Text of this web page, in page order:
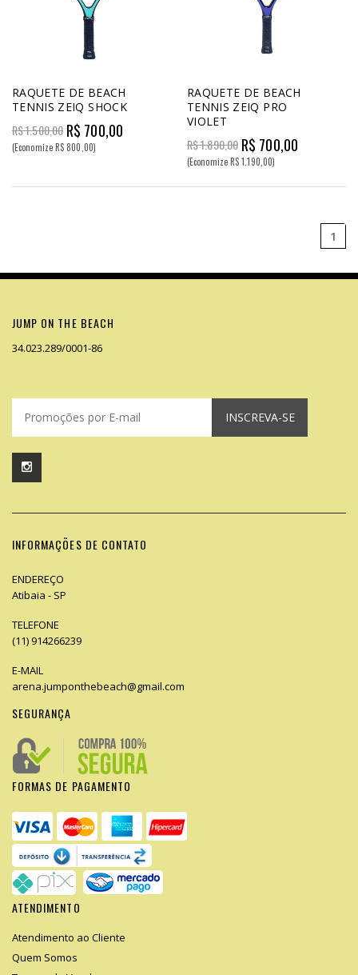
RAQUETE DE BEACH
TENNIS ZEIQ SHOCK
R$ 1.500,00 R$ 700,00
(Economize R$ 800,00)
RAQUETE DE BEACH
TENNIS ZEIQ PRO
VIOLET
R$ 1.890,00 R$ 700,00
(Economize R$ 1.190,00)
1
JUMP ON THE BEACH
34.023.289/0001-86
INSCREVA-SE
INFORMAÇÕES DE CONTATO
ENDEREÇO
Atibaia - SP
TELEFONE
(11) 914266239
E-MAIL
arena.jumponthebeach@gmail.com
SEGURANÇA
FORMAS DE PAGAMENTO
ATENDIMENTO
Atendimento ao Cliente
Quem Somos